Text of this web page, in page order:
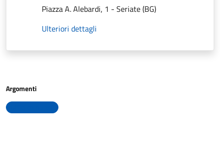
Piazza A. Alebardi, 1 - Seriate (BG)
Ulteriori dettagli
Argomenti